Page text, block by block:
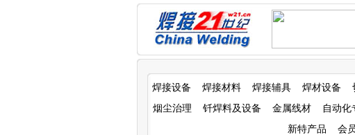
焊接设备 焊接材料 焊接辅具 焊材设备
烟尘治理
钎焊料及设备 金属线材 自动化
新特产品
会